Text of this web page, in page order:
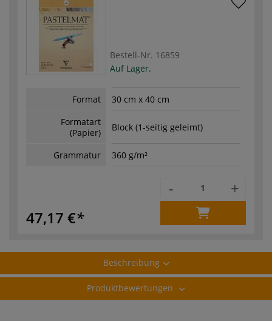
Bestell-Nr. 16859
Auf Lager.
Format
30 cm x 40 cm
Formatart
(Papier)
Block (1-seitig geleimt)
Grammatur 360 g/m²
47,17 €
- +
Beschreibung
Produktbewertungen